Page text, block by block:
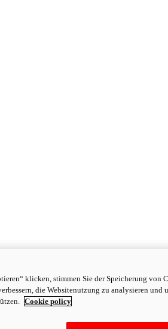
klicken, stimmen Sie der Speicherung von
die Websitenutzung zu analysieren und
Cookie policy